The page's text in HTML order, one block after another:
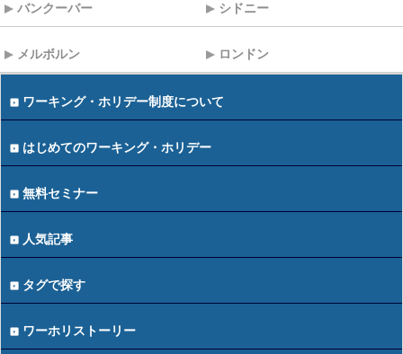
バンクーバー シドニー
メルボルン ロンドン
ワーキング・ホリデー制度について
はじめてのワーキング・ホリデー
無料セミナー
人気記事
タグで探す
ワーホリストーリー